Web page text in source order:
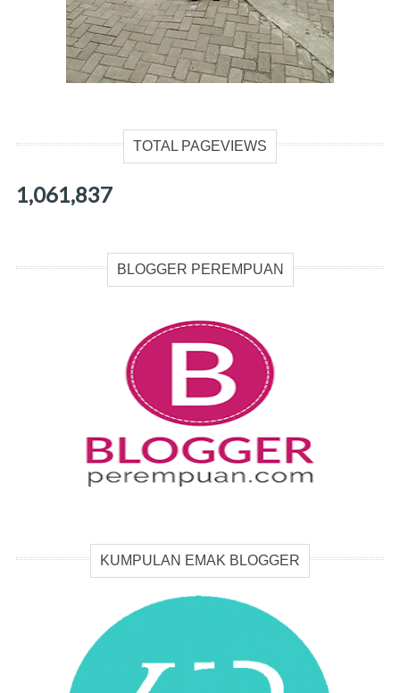
TOTAL PAGEVIEWS
1,061,837
BLOGGER PEREMPUAN
KUMPULAN EMAK BLOGGER